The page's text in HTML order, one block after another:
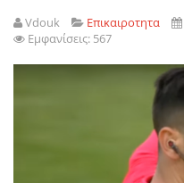
Vdouk Επικαιροτητα
Εμφανίσεις: 567